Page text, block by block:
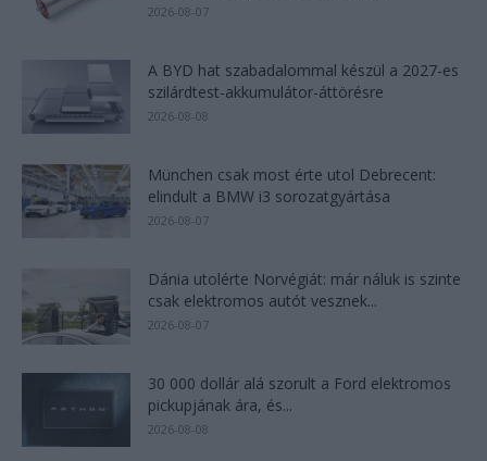
2026-08-07
A BYD hat szabadalommal készül a 2027-es
szilárdtest-akkumulátor-áttörésre
2026-08-08
München csak most érte utol Debrecent:
elindult a BMW i3 sorozatgyártása
2026-08-07
Dánia utolérte Norvégiát: már náluk is szinte
csak elektromos autót vesznek...
2026-08-07
30 000 dollár alá szorult a Ford elektromos
pickupjának ára, és...
2026-08-08